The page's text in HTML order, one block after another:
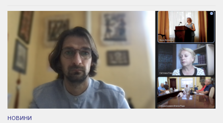
НОВИНИ